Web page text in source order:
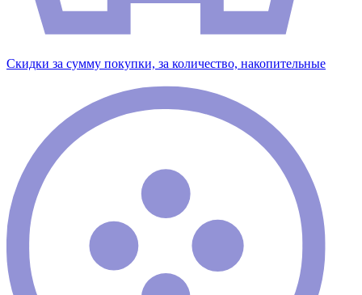
Скидки за сумму покупки, за количество, накопительные